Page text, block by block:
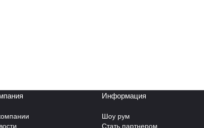
Информация
Шоу рум
Стать партнером